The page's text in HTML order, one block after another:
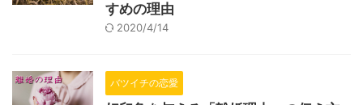
すめの理由
2020/4/14
バツイチの恋愛